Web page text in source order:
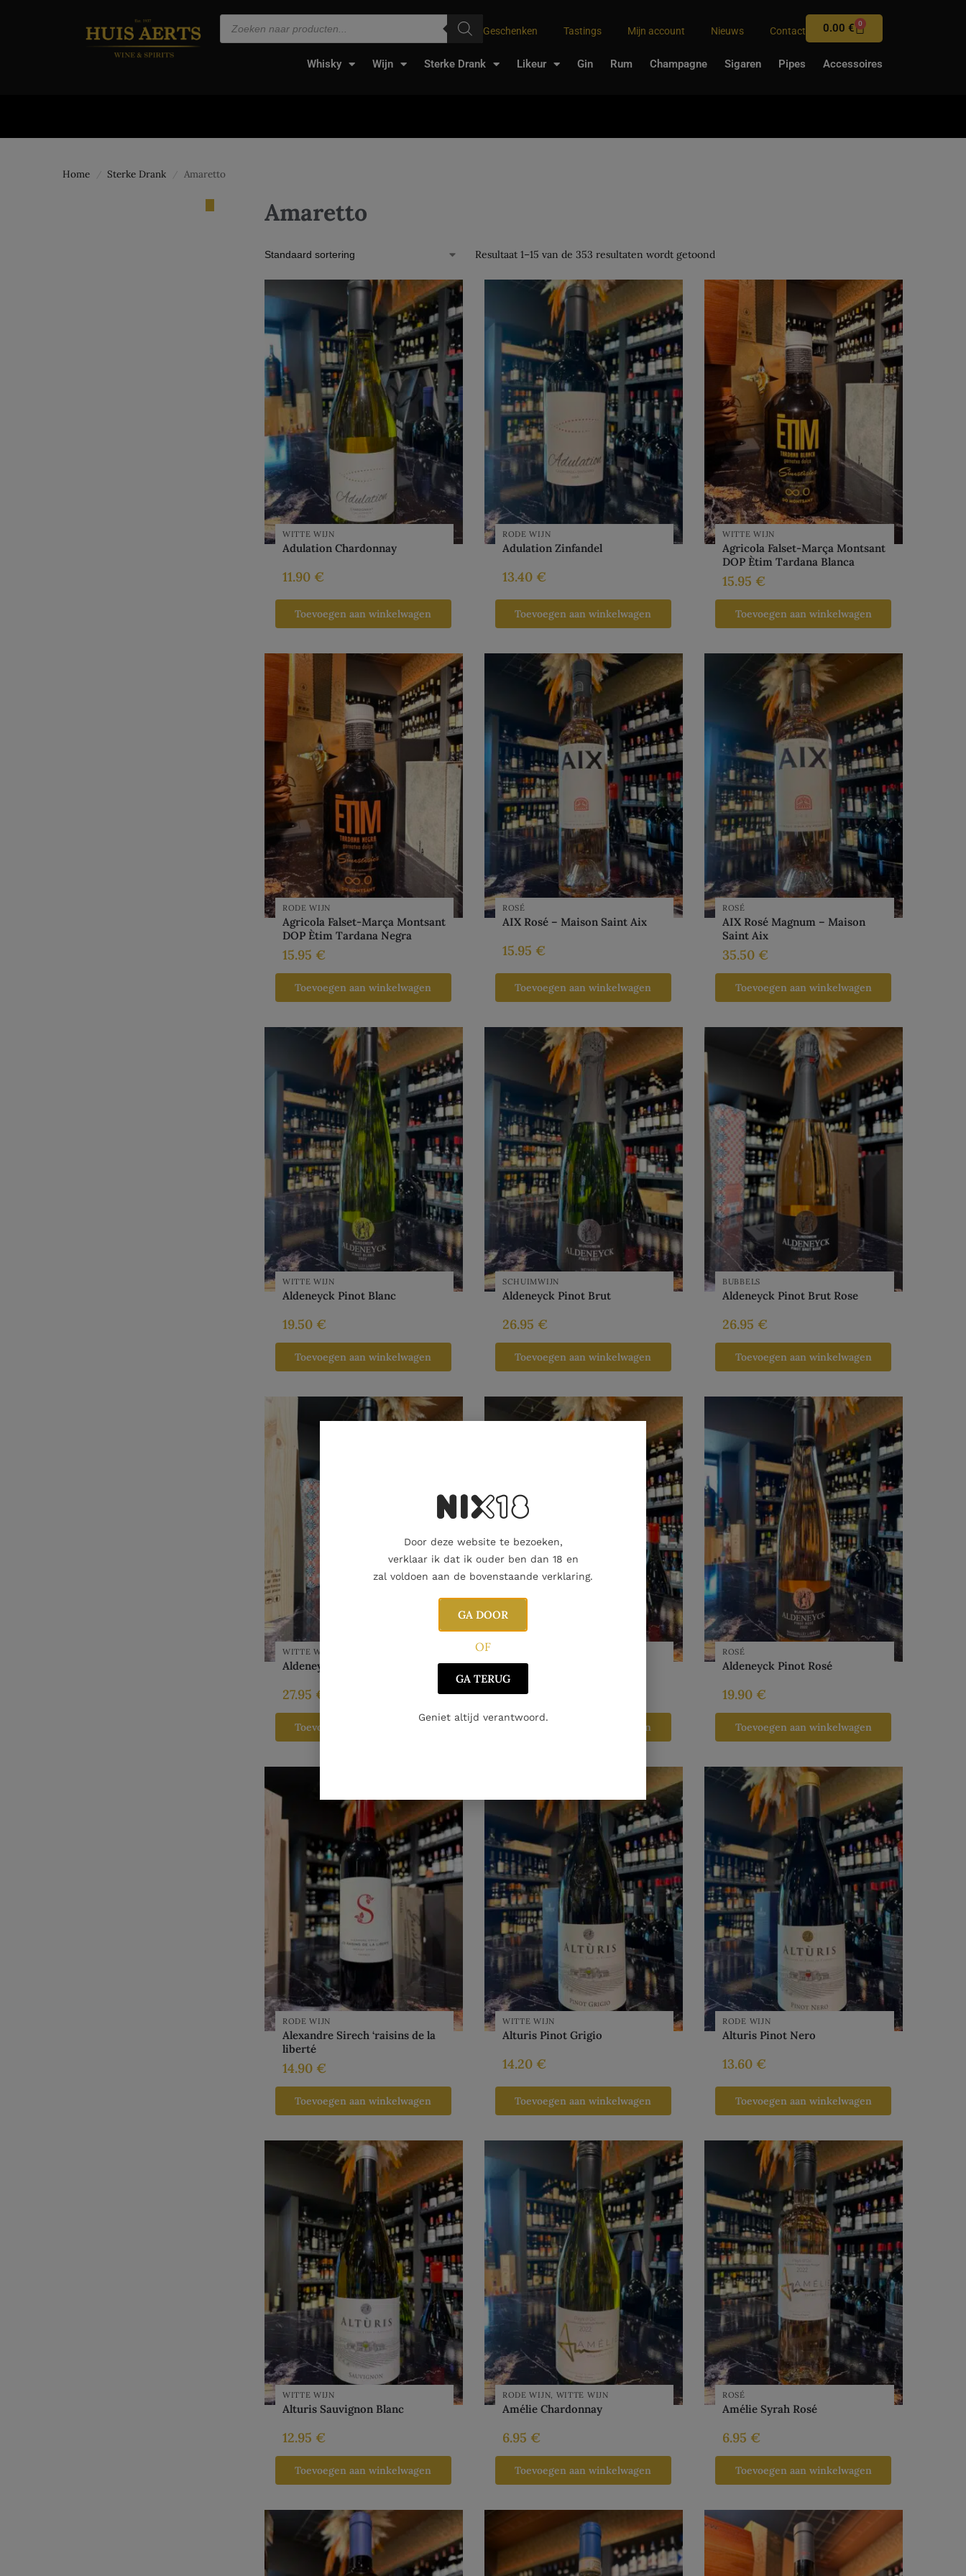
Geschenken Tastings Mijn account Nieuws Contact 0.00€ 0
Whisky Wijn Sterke Drank Likeur Gin Rum Champagne Sigaren Pipes Accessoires
Home / Sterke Drank / Amaretto
Amaretto
Resultaat 1–15 van de 353 resultaten wordt getoond
WITTE WIJN
Adulation Chardonnay
11.90 €
Toevoegen aan winkelwagen
RODE WIJN
Adulation Zinfandel
13.40 €
Toevoegen aan winkelwagen
WITTE WIJN
Agricola Falset-Marça Montsant
DOP Ètim Tardana Blanca
15.95 €
Toevoegen aan winkelwagen
RODE WIJN
Agricola Falset-Marça Montsant
DOP Ètim Tardana Negra
15.95 €
Toevoegen aan winkelwagen
ROSÉ
AIX Rosé – Maison Saint Aix
15.95 €
Toevoegen aan winkelwagen
ROSÉ
AIX Rosé Magnum – Maison
Saint Aix
35.50 €
Toevoegen aan winkelwagen
WITTE WIJN
Aldeneyck Pinot Blanc
19.50 €
Toevoegen aan winkelwagen
SCHUIMWIJN
Aldeneyck Pinot Brut
26.95 €
Toevoegen aan winkelwagen
BUBBELS
Aldeneyck Pinot Brut Rose
26.95 €
Toevoegen aan winkelwagen
WITTE WIJN
Aldeneyck Pinot Gris Barrique
27.95 €
Toevoegen aan winkelwagen
Aldeneyck Pinot Noir
31.90
Toevoegen aan winkelwagen
ROSÉ
Aldeneyck Pinot Rosé
19.90 €
Toevoegen aan winkelwagen
RODE WIJN
Alexandre Sirech ‘raisins de la
liberté
14.90 €
Toevoegen aan winkelwagen
WITTE WIJN
Alturis Pinot Grigio
14.20 €
Toevoegen aan winkelwagen
RODE WIJN
Alturis Pinot Nero
13.60 €
Toevoegen aan winkelwagen
WITTE WIJN
Alturis Sauvignon Blanc
12.95 €
Toevoegen aan winkelwagen
RODE WIJN, WITTE WIJN
Amélie Chardonnay
6.95 €
Toevoegen aan winkelwagen
ROSÉ
Amélie Syrah Rosé
6.95 €
Toevoegen aan winkelwagen
Door deze website te bezoeken,
verklaar ik dat ik ouder ben dan 18 en
zal voldoen aan de bovenstaande verklaring.
GA DOOR
OF
GA TERUG
Geniet altijd verantwoord.